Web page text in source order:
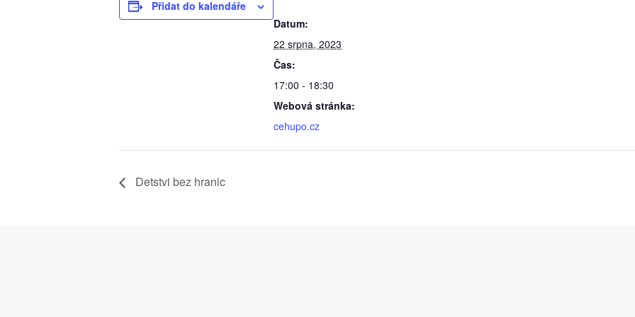
Přidat do kalendáře
Datum:
22 srpna, 2023
Čas:
17:00 - 18:30
Webová stránka:
cehupo.cz
Detstvi bez hranic